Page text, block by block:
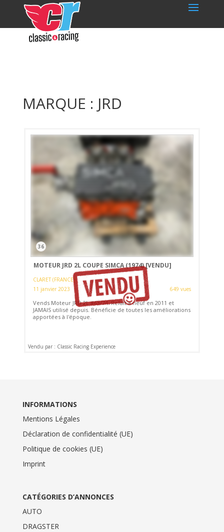
MARQUE : JRD
36
MOTEUR JRD 2L COUPE SIMCA (1974)[VENDU]
CLARET (FRANCE)
11 janvier 2023
649 vues
Vends Moteur JRD 2L #63/74. Refait à neuf en 2011 et
JAMAIS utilisé depuis. Bénéficie de toutes les améliorations
apportées à l'époque.
Vendu par : Classic Racing Experience
INFORMATIONS
Mentions Légales
Déclaration de confidentialité (UE)
Politique de cookies (UE)
Imprint
CATÉGORIES D’ANNONCES
AUTO
DRAGSTER